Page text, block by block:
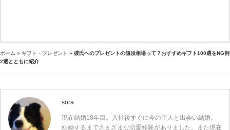
ホーム » ギフト・プレゼント » 彼氏へのプレゼントの値段相場って？おすすめギフト100選をNG例
2選とともに紹介
sora
現在結婚18年目。入社後すぐに今の主人と出会い結婚。
結婚するまでさまざまな恋愛経験がありました。また現在